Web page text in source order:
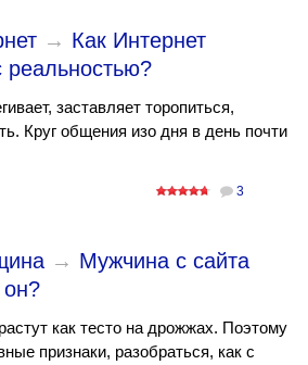
→ Как Интернет
реальностью?
заставляет торопиться,
Круг общения изо дня в день почти
3
→ Мужчина с сайта
он?
как тесто на дрожжах. Поэтому
признаки, разобраться, как с